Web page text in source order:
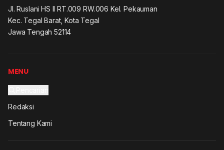
Jl. Ruslani HS II RT.009 RW.006 Kel. Pekauman
Kec. Tegal Barat, Kota Tegal
Jawa Tengah 52114
MENU
Redaksi
Tentang Kami